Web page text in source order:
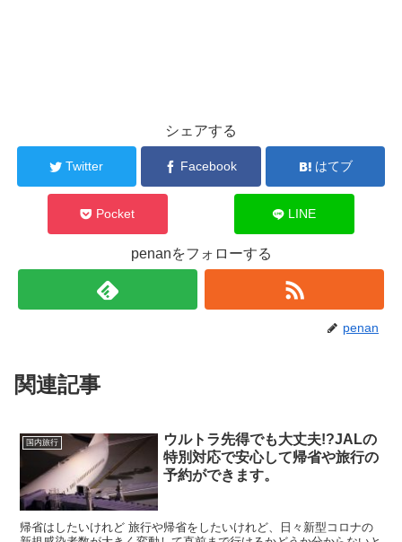
シェアする
Twitter Facebook はてブ
Pocket LINE
penanをフォローする
penan
関連記事
国内旅行
ウルトラ先得でも大丈夫!?JALの
特別対応で安心して帰省や旅行の
予約ができます。
帰省はしたいけれど 旅行や帰省をしたいけれど、日々新型コロナの